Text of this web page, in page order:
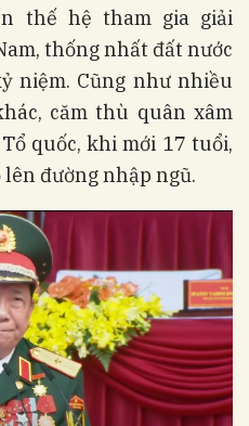
thế hệ tham gia giải
thống nhất đất nước
niệm. Cũng như nhiều
căm thù quân xâm
quốc, khi mới 17 tuổi,
đường nhập ngũ.